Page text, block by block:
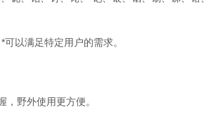
以满足特定用户的需求。
野外使用更方便。